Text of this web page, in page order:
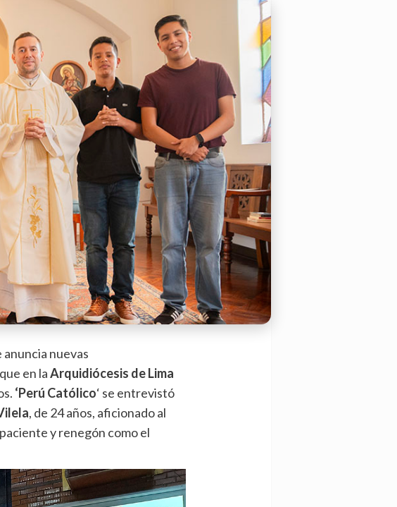
anuncia nuevas
en laArquidiócesis de Lima
‘Perú Católico‘ se entrevistó
, de 24 años, aficionado al
y renegón como el